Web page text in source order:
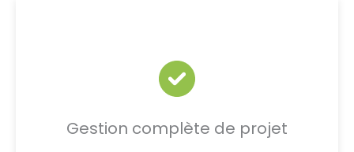
Gestion complète de projet